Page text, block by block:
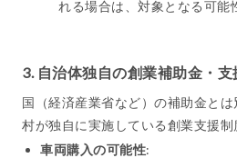
れる場合は、対象となる可能
3. 自治体独自の創業補助金・支
国（経済産業省など）の補助金と
村が独自に実施している創業支援制
車両購入の可能性: